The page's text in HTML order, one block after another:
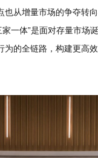
也从增量市场的争夺转
家一体”是面对存量市场
为的全链路，构建更高效